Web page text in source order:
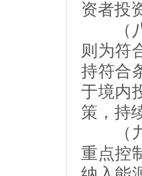
资者投
（八
则为符
持符合
于境内
策，持
（九
重点控